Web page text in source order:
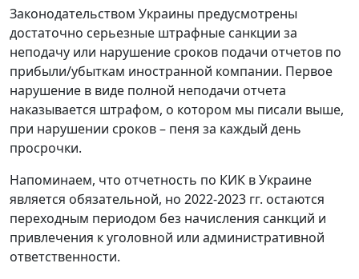
Законодательством Украины предусмотрены
достаточно серьезные штрафные санкции за
неподачу или нарушение сроков подачи отчетов по
прибыли/убыткам иностранной компании. Первое
нарушение в виде полной неподачи отчета
наказывается штрафом, о котором мы писали выше,
при нарушении сроков – пеня за каждый день
просрочки.
Напоминаем, что отчетность по КИК в Украине
является обязательной, но 2022-2023 гг. остаются
переходным периодом без начисления санкций и
привлечения к уголовной или административной
ответственности.